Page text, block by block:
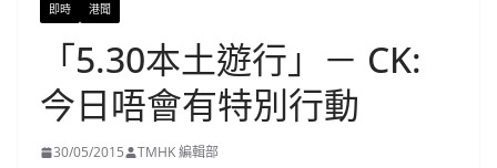
即時 港聞
「5.30本土遊行」－ CK:
今日唔會有特別行動
30/05/2015 TMHK 編輯部